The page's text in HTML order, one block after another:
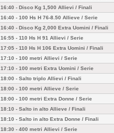
16:40 - Disco Kg 1,500 Allievi / Finali
16:40 - 100 Hs H 76-8.50 Allieve / Serie
16:40 - Disco Kg 2,000 Extra Uomini / Finali
16:55 - 110 Hs H 91 Allievi / Serie
17:05 - 110 Hs H 106 Extra Uomini / Finali
17:10 - 100 metri Allievi / Serie
17:10 - 100 metri Extra Uomini / Serie
18:00 - Salto triplo Allievi / Finali
18:00 - 100 metri Allieve / Serie
18:00 - 100 metri Extra Donne / Serie
18:10 - Salto in alto Allieve / Finali
18:10 - Salto in alto Extra Donne / Finali
18:30 - 400 metri Allievi / Serie